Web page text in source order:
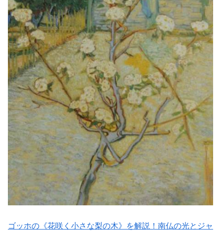
ゴッホの《花咲く小さな梨の木》を解説！南仏の光とジャ